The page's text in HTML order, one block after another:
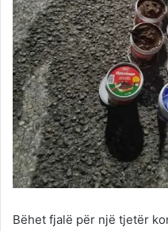
Bëhet fjalë për një tjetër